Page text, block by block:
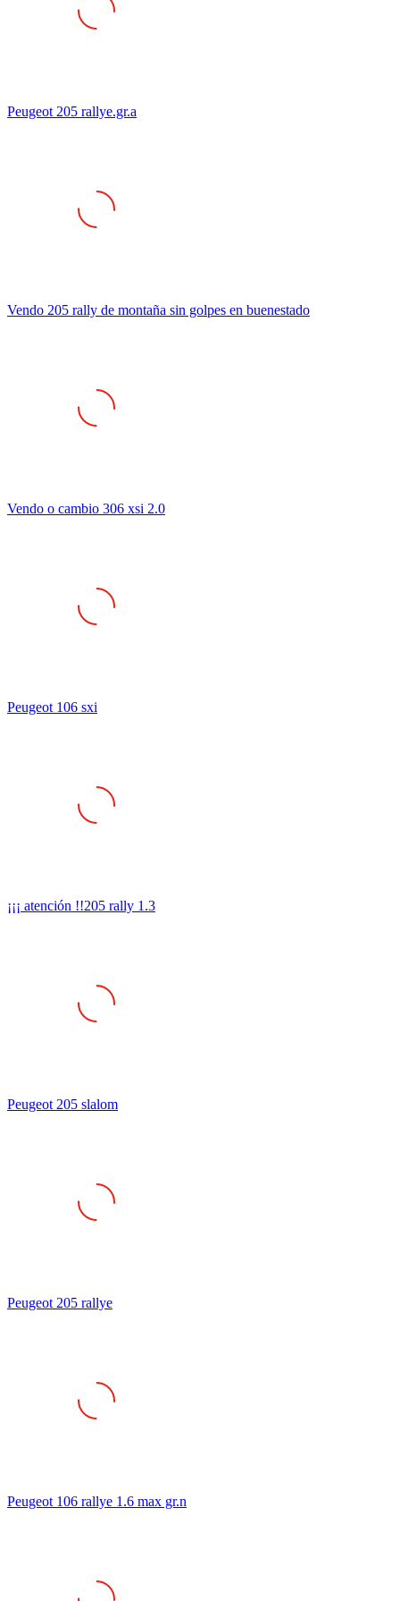
Peugeot 205 rallye.gr.a
Vendo 205 rally de montaña sin golpes en buenestado
Vendo o cambio 306 xsi 2.0
Peugeot 106 sxi
¡¡¡ atención !!205 rally 1.3
Peugeot 205 slalom
Peugeot 205 rallye
Peugeot 106 rallye 1.6 max gr.n